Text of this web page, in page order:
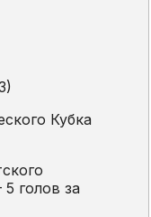
Кубка
голов за